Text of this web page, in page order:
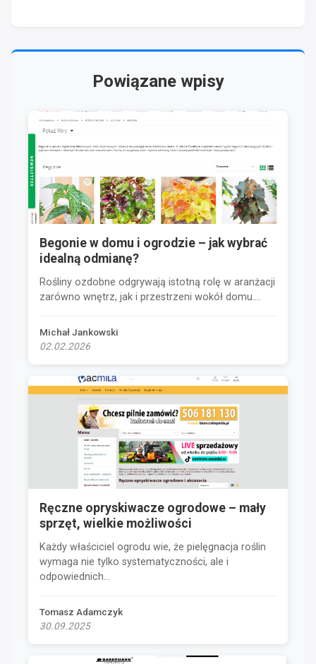
Powiązane wpisy
Begonie w domu i ogrodzie – jak wybrać
idealną odmianę?
Rośliny ozdobne odgrywają istotną rolę w aranżacji
zarówno wnętrz, jak i przestrzeni wokół domu....
Michał Jankowski
02.02.2026
Ręczne opryskiwacze ogrodowe – mały
sprzęt, wielkie możliwości
Każdy właściciel ogrodu wie, że pielęgnacja roślin
wymaga nie tylko systematyczności, ale i
odpowiednich...
Tomasz Adamczyk
30.09.2025